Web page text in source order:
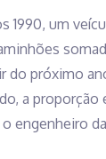
1990, um
do próximo
a proporção
engenheiro